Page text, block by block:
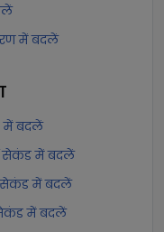
में बदलें
में बदलें
सेकंड में बदलें
सेकंड में बदलें
सेकंड में बदलें